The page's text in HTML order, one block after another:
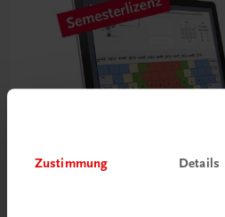
Zustimmung Details